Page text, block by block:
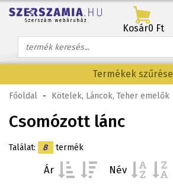
Kosár0 Ft
Termékek szűrése
Főoldal - Kötelek, Láncok, Teher emelők
Csomózott lánc
Találat: 8 termék
Ár Név